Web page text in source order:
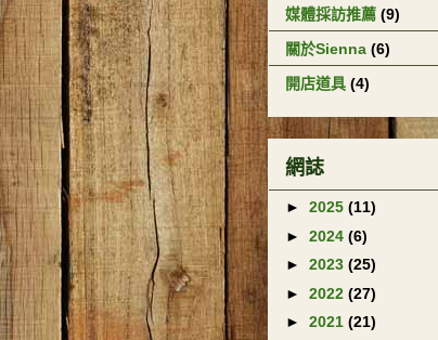
媒體採訪推薦 (9)
關於Sienna (6)
開店道具 (4)
網誌
► 2025 (11)
► 2024 (6)
► 2023 (25)
► 2022 (27)
► 2021 (21)